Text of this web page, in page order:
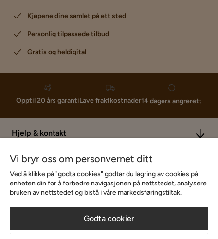
Kjøpene dine samlet på ett sted
Personlig tilpassede tilbud
Gratis og heldigital
Opptil 20 års garantiLave fraktkostnader14 dagers angrerett
Hjelp & kontakt
Sortiment & tilbud
Inspirasjon
Om Chilli
Vi bryr oss om personvernet ditt
Ved å klikke på "godta cookies" godtar du lagring av cookies på
enheten din for å forbedre navigasjonen på nettstedet, analysere
bruken av nettstedet og bistå i våre markedsføringstiltak.
Godta cookier